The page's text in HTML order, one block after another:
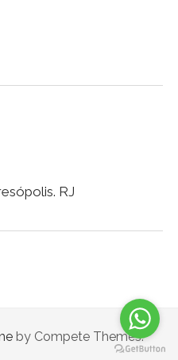
RJ
by Compete Themes.